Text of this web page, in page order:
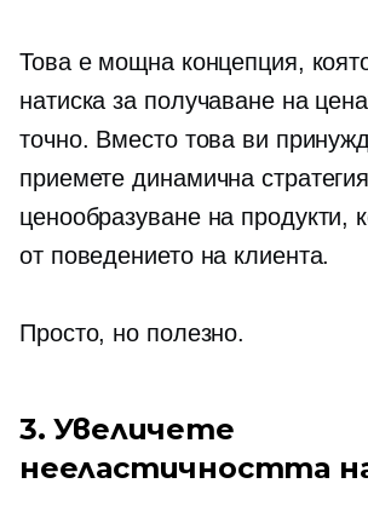
Това е мощна концепция,
натиска за получаване на
точно. Вместо това ви
приемете динамична
ценообразуване на продукти,
от поведението на клиента.
Просто, но полезно.
3. Увеличете
нееластичността